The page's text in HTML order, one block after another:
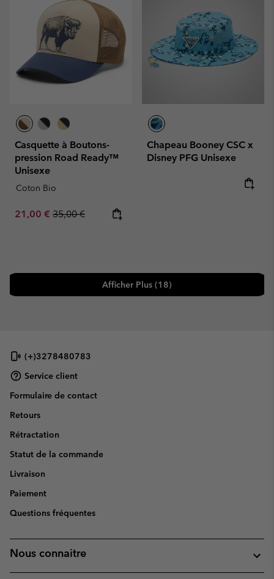
Casquette à Boutons-
pression Road Ready™
Unisexe
Coton Bio
Sale price:
21,00 € Regular price:
35,00 €
Chapeau Booney CSC x
Disney PFG Unisexe
Afficher Plus (18)
(+)3278480783
Service client
Formulaire de contact
Retours
Rétractation
Statut de la commande
Livraison
Paiement
Questions fréquentes
Nous connaitre